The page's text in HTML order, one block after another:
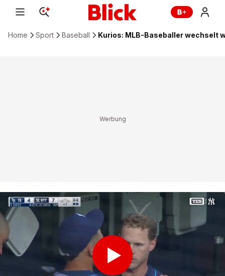
Home Sport Baseball Kurios: MLB-Baseballer wechselt